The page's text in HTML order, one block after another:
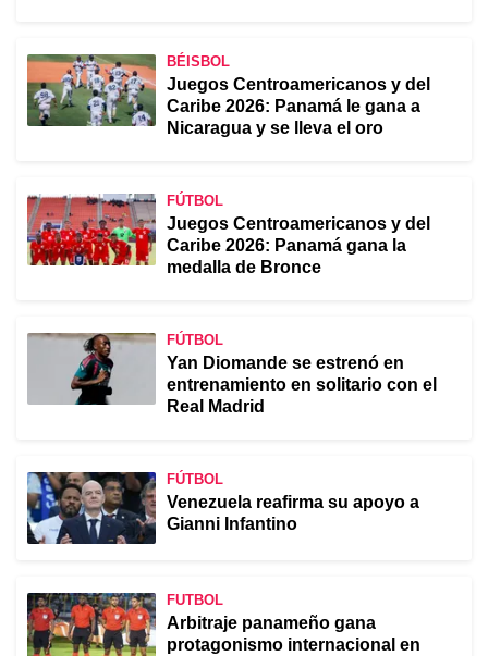
BÉISBOL
Juegos Centroamericanos y del
Caribe 2026: Panamá le gana a
Nicaragua y se lleva el oro
FÚTBOL
Juegos Centroamericanos y del
Caribe 2026: Panamá gana la
medalla de Bronce
FÚTBOL
Yan Diomande se estrenó en
entrenamiento en solitario con el
Real Madrid
FÚTBOL
Venezuela reafirma su apoyo a
Gianni Infantino
FUTBOL
Arbitraje panameño gana
protagonismo internacional en